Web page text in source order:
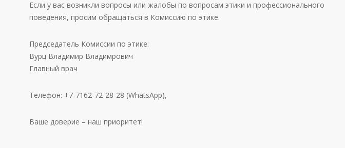
Если у вас возникли вопросы или жалобы по вопросам этики и профессионального
поведения, просим обращаться в Комиссию по этике.
Председатель Комиссии по этике:
Вурц Владимир Владимрович
Главный врач
Телефон: +7-7162-72-28-28 (WhatsApp),
Ваше доверие – наш приоритет!